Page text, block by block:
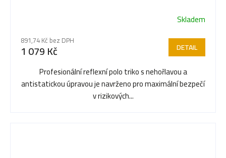
Skladem
891,74 Kč bez DPH
1 079 Kč DETAIL
Profesionální reflexní polo triko s nehořlavou a
antistatickou úpravou je navrženo pro maximální bezpečí
v rizikových...